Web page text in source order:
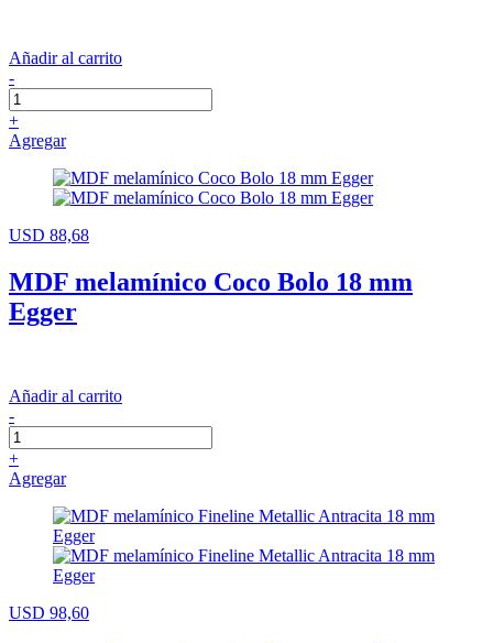
Añadir al carrito
-
+
Agregar
USD 88,68
MDF melamínico Coco Bolo 18 mm
Egger
Añadir al carrito
-
+
Agregar
USD 98,60